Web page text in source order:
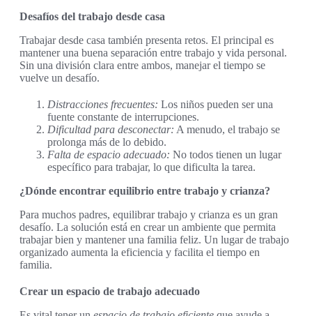
Desafíos del trabajo desde casa
Trabajar desde casa también presenta retos. El principal es
mantener una buena separación entre trabajo y vida personal.
Sin una división clara entre ambos, manejar el tiempo se
vuelve un desafío.
Distracciones frecuentes: Los niños pueden ser una
fuente constante de interrupciones.
Dificultad para desconectar: A menudo, el trabajo se
prolonga más de lo debido.
Falta de espacio adecuado: No todos tienen un lugar
específico para trabajar, lo que dificulta la tarea.
¿Dónde encontrar equilibrio entre trabajo y crianza?
Para muchos padres, equilibrar trabajo y crianza es un gran
desafío. La solución está en crear un ambiente que permita
trabajar bien y mantener una familia feliz. Un lugar de trabajo
organizado aumenta la eficiencia y facilita el tiempo en
familia.
Crear un espacio de trabajo adecuado